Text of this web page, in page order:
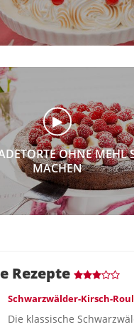
OHNE MEHL
MACHEN
Rezepte
Schwarzwälder-Kirsch-
Die klassische